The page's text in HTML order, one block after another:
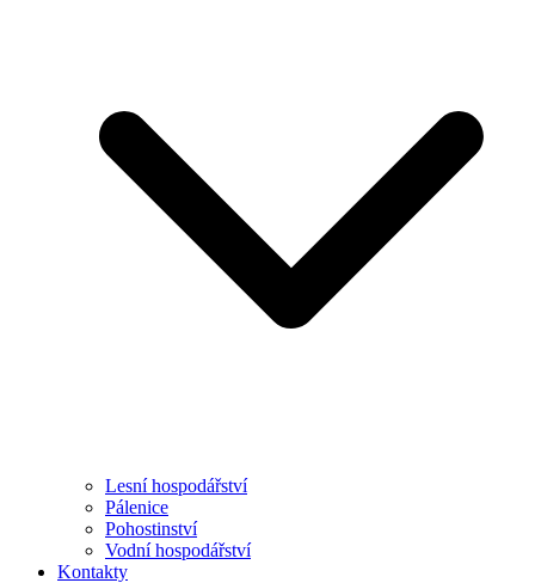
Lesní hospodářství
Pálenice
Pohostinství
Vodní hospodářství
Kontakty